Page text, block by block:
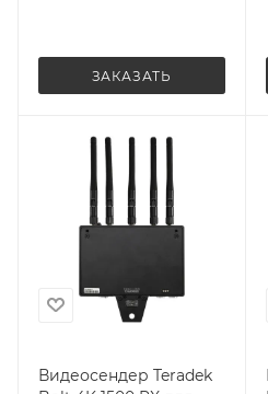
ЗАКАЗАТЬ
Видеосендер Teradek